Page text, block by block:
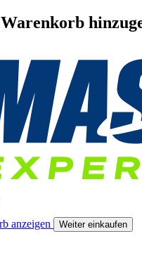
anzeigen Weiter einkaufen